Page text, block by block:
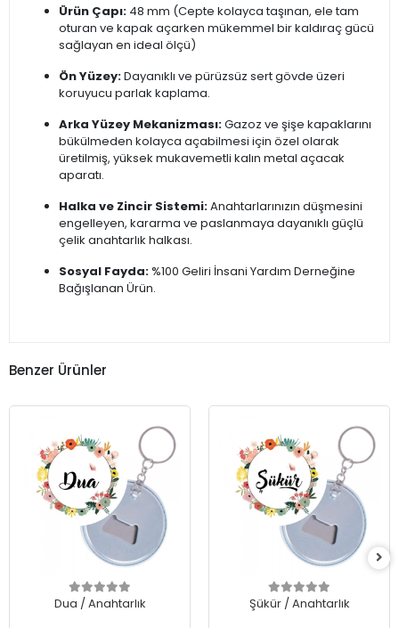
Ürün Çapı: 48 mm (Cepte kolayca taşınan, ele tam
oturan ve kapak açarken mükemmel bir kaldıraç gücü
sağlayan en ideal ölçü)
Ön Yüzey:Dayanıklı ve pürüzsüz sert gövde üzeri
koruyucu parlak kaplama.
Arka Yüzey Mekanizması:Gazoz ve şişe kapaklarını
bükülmeden kolayca açabilmesi için özel olarak
üretilmiş, yüksek mukavemetli kalın metal açacak
aparatı.
Halka ve Zincir Sistemi:Anahtarlarınızın düşmesini
engelleyen, kararma ve paslanmaya dayanıklı güçlü
çelik anahtarlık halkası.
Sosyal Fayda: %100 Geliri İnsani Yardım Derneğine
Bağışlanan Ürün.
Benzer Ürünler
Dua / Anahtarlık Şükür / Anahtarlık